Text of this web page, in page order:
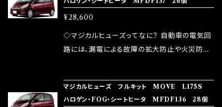
モータースポーツシーンでの実証実験の上、 製
品化を果たしております。
ヒューズの効果 マジカルヒューズは放電防止効
果・接触抵抗低減効果により、このような効果を
発揮します。 ・アクセルレスポンスの向上 ・アイ
ドリング安定化（静粛性UP） ・ターボ車のターボ
など、これらの効果は、タウンユースだけでなく、
モータースポーツシーンでの実証実験の上、 製
しかし、ヒューズには拭い去れない欠点があり
ます。 1.溶接回路であるため、配線と比較し抵抗
が大きい。 2.金属部分が露出している為、空気
中に漏電してしまう。 3.金属プレートが接触する
ズが、マジカルヒューズになります。 ◇マジカル
ヒューズの効果 マジカルヒューズは放電防止効
¥28,600
◇マジカルヒューズってなに？ 自動車の電気回
路には、漏電による故障の拡大防止や火災防止
路として、各回路への電力供給を行っています。
しかし、ヒューズには拭い去れない欠点があり
マジカルヒューズ フルキット MOVE L175S
ハロゲン・FOG・シートヒータ MFDF136 28個